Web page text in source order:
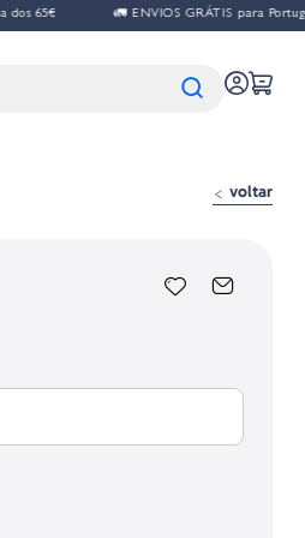
🚛 ENVIOS GRÁTIS para Portugal
voltar